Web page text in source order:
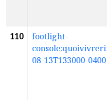
110
footlight-
08-13T133000-0400